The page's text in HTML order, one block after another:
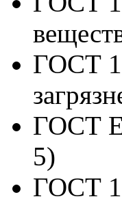
ГОСТ
ГОСТ
5)
ГОСТ